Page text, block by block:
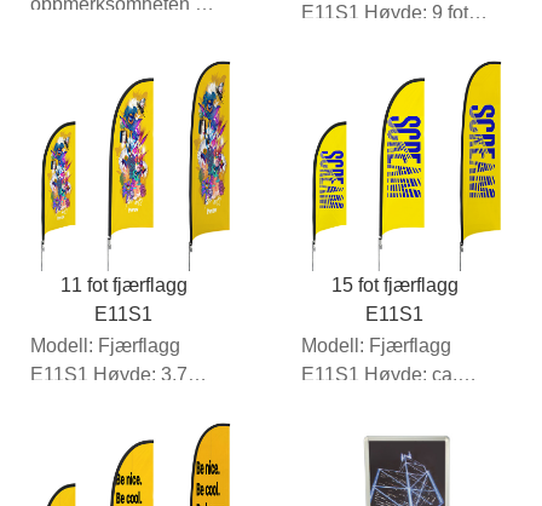
trafikk og bilister med
denne fjærbelastede
asfalten...
E11S1 Høyde: 9 fot
Rammemateriale: &...
11 fot fjærflagg
E11S1
Modell: Fjærflagg
E11S1 Høyde: 3,7
15 fot fjærflagg
E11S1
Modell: Fjærflagg
E11S1 Høyde: ca.
Rammemateriale: 1
stk. fleksibel...